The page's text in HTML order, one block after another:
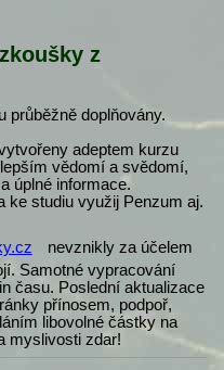
z
průběžně doplňovány.
adeptem kurzu
vědomí a svědomí,
úplné informace.
ke studiu využij Penzum aj.
nevznikly za účelem
Samotné vypracování
času. Poslední aktualizace
přínosem, podpoř,
libovolné částky na
myslivosti zdar!